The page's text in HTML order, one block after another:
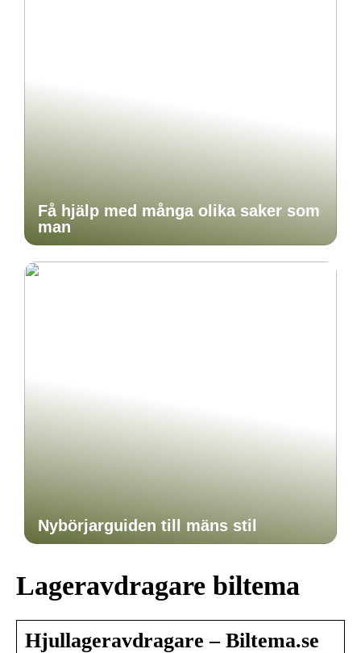
Få hjälp med många olika saker som
man
Nybörjarguiden till mäns stil
Lageravdragare biltema
Hjullageravdragare – Biltema.se